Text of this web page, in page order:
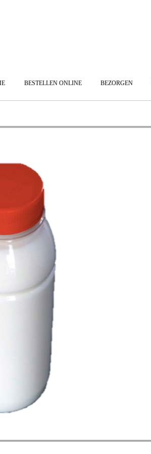
BESTELLEN ONLINE BEZORGEN